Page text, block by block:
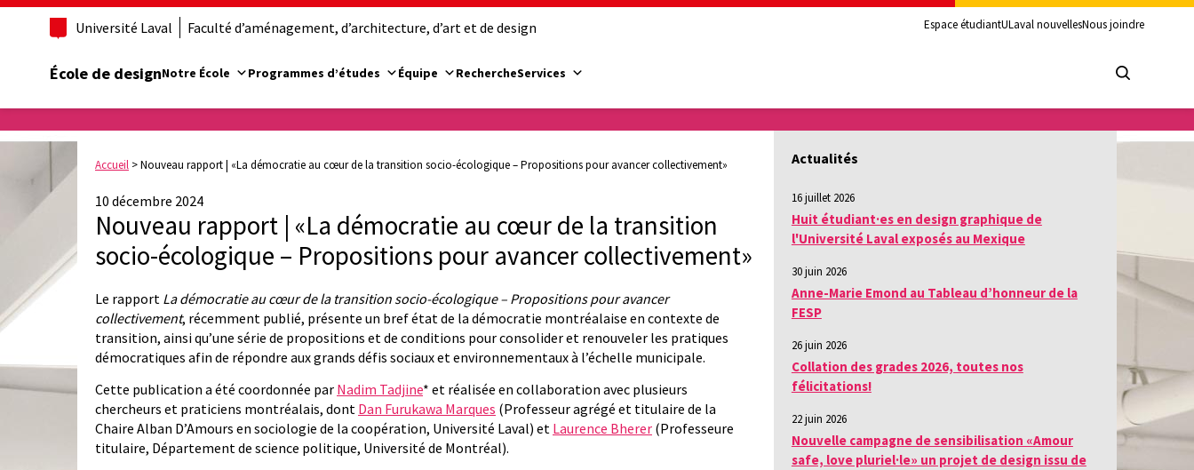
Université Laval Faculté d’aménagement, d’architecture, d’art et de design Espace étudiantULaval nouvellesNous joindre
École de designNotre École Programmes d’études Équipe RechercheServices
Accueil >Nouveau rapport | «La démocratie au cœur de la transition socio-écologique – Propositions pour avancer collectivement»
10 décembre 2024
Nouveau rapport | «La démocratie au cœur de la transition
socio-écologique – Propositions pour avancer collectivement»
Le rapport La démocratie au cœur de la transition socio-écologique – Propositions pour avancer
collectivement, récemment publié, présente un bref état de la démocratie montréalaise en contexte de
transition, ainsi qu’une série de propositions et de conditions pour consolider et renouveler les pratiques
démocratiques afin de répondre aux grands défis sociaux et environnementaux à l’échelle municipale.
Cette publication a été coordonnée par Nadim Tadjine* et réalisée en collaboration avec plusieurs
chercheurs et praticiens montréalais, dont Dan Furukawa Marques (Professeur agrégé et titulaire de la
Chaire Alban D’Amours en sociologie de la coopération, Université Laval) et Laurence Bherer (Professeure
titulaire, Département de science politique, Université de Montréal).
Actualités
16 juillet 2026
Huit étudiant·es en design graphique de
l'Université Laval exposés au Mexique
30 juin 2026
Anne-Marie Emond au Tableau d’honneur de la
FESP
26 juin 2026
Collation des grades 2026, toutes nos
félicitations!
22 juin 2026
Nouvelle campagne de sensibilisation «Amour
safe, love pluriel·le» un projet de design issu de